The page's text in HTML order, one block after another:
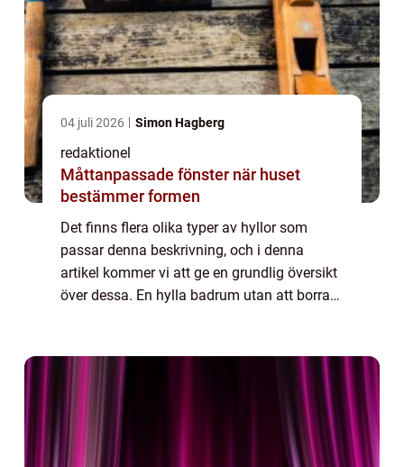
04 juli 2026 Simon Hagberg
redaktionel
Måttanpassade fönster när huset
bestämmer formen
Det finns flera olika typer av hyllor som
passar denna beskrivning, och i denna
artikel kommer vi att ge en grundlig översikt
över dessa. En hylla badrum utan att borra